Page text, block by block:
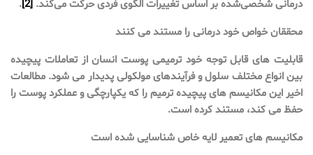
درمانی شخصی‌شده بر اساس تغییرات الگوی فردی حرکت می‌کند. [2]
.
محققان خواص خود درمانی را مستند می کنند
قابلیت های قابل توجه خود ترمیمی پوست انسان از تعاملات پیچیده
بین انواع مختلف سلول و فرآیندهای مولکولی پدیدار می شود. مطالعات
اخیر این مکانیسم های پیچیده ترمیم را که یکپارچگی و عملکرد پوست را
حفظ می کند، مستند کرده است.
مکانیسم های تعمیر لایه خاص شناسایی شده است